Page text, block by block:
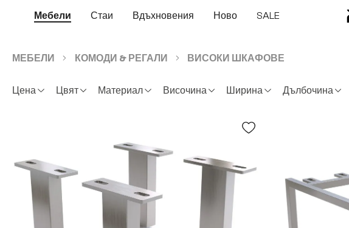
към основното съдържание
Преминете към търсенето
Преминете към основната навигация
Мебели Стаи Вдъхновения Ново SALE
МЕБЕЛИ КОМОДИ & РЕГАЛИ ВИСОКИ ШКАФОВЕ
Цена Цвят Материал Височина Ширина Дълбочина